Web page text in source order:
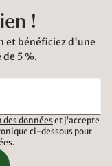
!
et bénéficiez d'une
5 %.
donnéeset j'accepte
ci-dessous pour